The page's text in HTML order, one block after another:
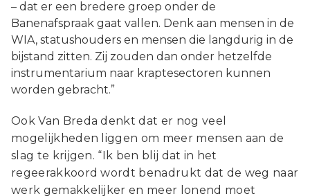
– dat er een bredere groep onder de
Banenafspraak gaat vallen. Denk aan mensen in de
WIA, statushouders en mensen die langdurig in de
bijstand zitten. Zij zouden dan onder hetzelfde
instrumentarium naar kraptesectoren kunnen
worden gebracht.”
Ook Van Breda denkt dat er nog veel
mogelijkheden liggen om meer mensen aan de
slag te krijgen. “Ik ben blij dat in het
regeerakkoord wordt benadrukt dat de weg naar
werk gemakkelijker en meer lonend moet